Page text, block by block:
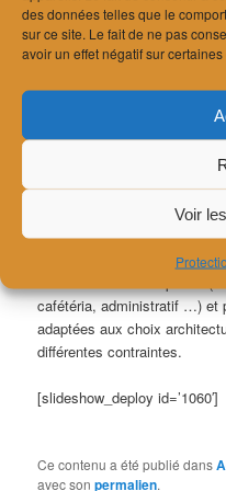
des données telles que le
sur ce site. Le fait de ne pas
avoir un effet négatif sur
Voir
Le bureau EcoAcoustique
développement de nombreux
(architecte FHV Lausanne),
vivarium) à Lausanne
le musée NEST à Vevey
l’Alimentaruim à Vevey
Maison des Fondateurs
(architectes Bjarke Ingels
Le bureau EcoAcoustique
cafétéria, administratif …) et
adaptées aux choix
différentes contraintes.
[slideshow_deploy id=’1060′]
Ce contenu a été publié dans
avec sonpermalien.